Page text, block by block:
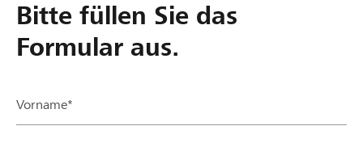
Bitte füllen Sie das
Formular aus.
Vorname*